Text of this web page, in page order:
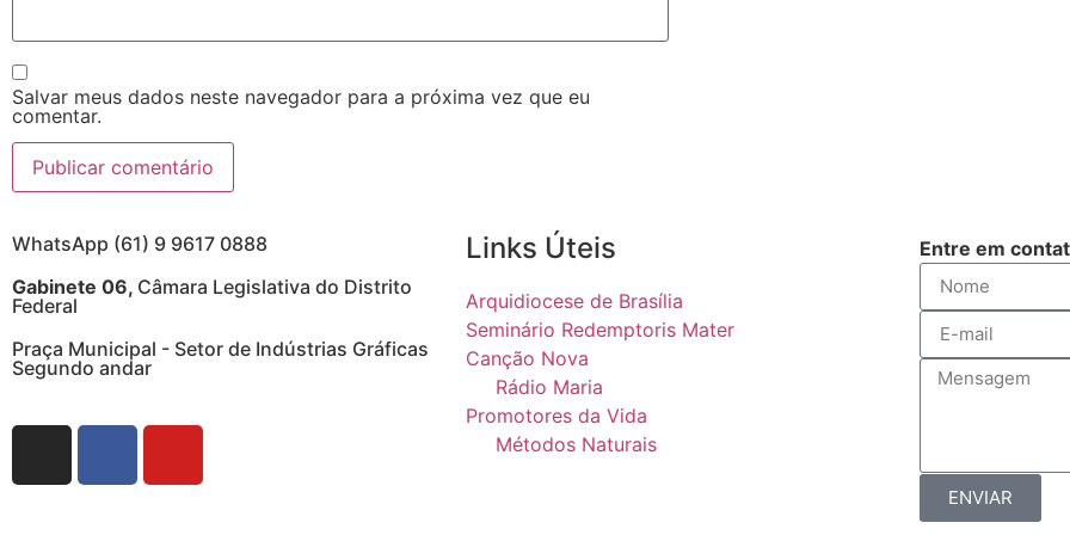
Salvar meus dados neste navegador para a próxima vez que eu
comentar.
WhatsApp (61) 9 9617 0888
Gabinete 06, Câmara Legislativa do Distrito
Federal
Praça Municipal - Setor de Indústrias Gráficas
Segundo andar
Links Úteis
Arquidiocese de Brasília
Seminário Redemptoris Mater
Canção Nova
Rádio Maria
Promotores da Vida
Métodos Naturais
Entre em
ENVIAR